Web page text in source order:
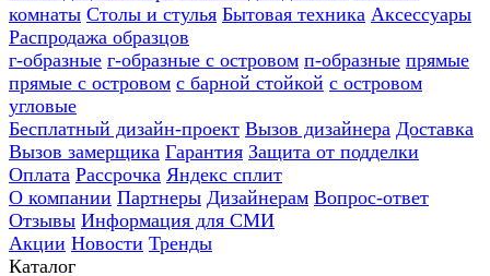
комнаты Столы и стулья Бытовая техника Аксессуары
Распродажа образцов
г-образные г-образные с островом п-образные прямые
прямые с островом с барной стойкой с островом
угловые
Бесплатный дизайн-проект Вызов дизайнера Доставка
Вызов замерщика Гарантия Защита от подделки
Оплата Рассрочка Яндекс сплит
О компании Партнеры Дизайнерам Вопрос-ответ
Отзывы Информация для СМИ
Акции Новости Тренды
Каталог